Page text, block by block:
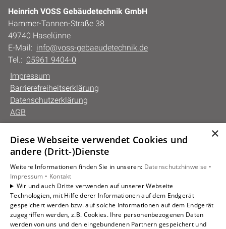
Heinrich VOSS Gebäudetechnik GmbH
Hammer-Tannen-Straße 38
49740 Haselünne
E-Mail: info@voss-gebaeudetechnik.de
Tel.: 05961 9404-0
Impressum
Barrierefreiheitserklärung
Datenschutzerklärung
AGB
Unsere Bereiche
Gewerbekunden
Karriere
Unternehmen
Kontakt
×
Diese Webseite verwendet Cookies und
andere (Dritt-)Dienste
Weitere Informationen finden Sie in unseren: Datenschutzhinweise •
Impressum • Kontakt
Wir und auch Dritte verwenden auf unserer Webseite
Technologien, mit Hilfe derer Informationen auf dem Endgerät
gespeichert werden bzw. auf solche Informationen auf dem Endgerät
zugegriffen werden, z.B. Cookies. Ihre personenbezogenen Daten
werden von uns und den eingebundenen Partnern gespeichert und